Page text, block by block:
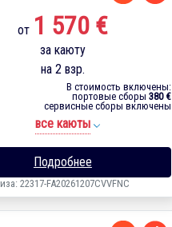
от 1 570 €
за каюту
на 2 взр.
В стоимость включены:
портовые сборы 380 €
сервисные сборы включены
все каюты
Подробнее
22317-FA20261207CVVFNC